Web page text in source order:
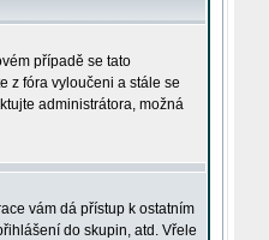
případě se tato
z fóra vyloučeni a stále se
administrátora, možná
vám dá přístup k ostatním
do skupin, atd. Vřele